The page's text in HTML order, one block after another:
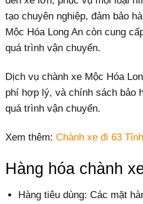
tạo chuyên nghiệp, đảm bảo
Mộc Hóa Long An còn cung
quá trình vận chuyển.
Dịch vụ chành xe Mộc Hóa
phí hợp lý, và chính sách bảo
quá trình vận chuyển.
Xem thêm: Chành xe đi 63
Hàng hóa chành
Hàng tiêu dùng: Các mặt